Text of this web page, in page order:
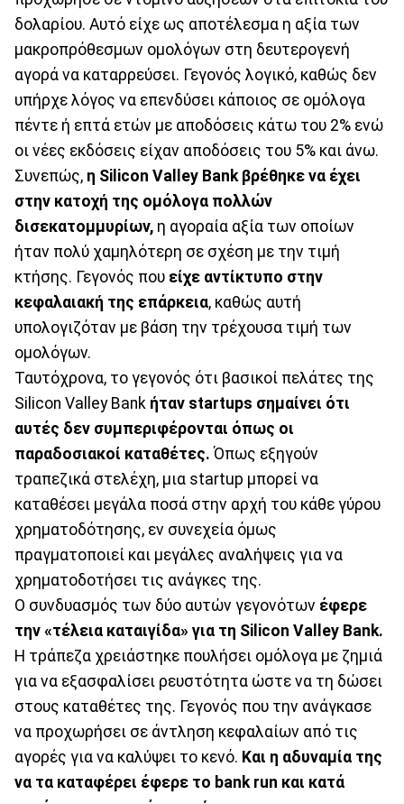
δολαρίου. Αυτό είχε ως αποτέλεσμα η αξία των
μακροπρόθεσμων ομολόγων στη δευτερογενή
αγορά να καταρρεύσει. Γεγονός λογικό, καθώς δεν
υπήρχε λόγος να επενδύσει κάποιος σε ομόλογα
πέντε ή επτά ετών με αποδόσεις κάτω του 2% ενώ
οι νέες εκδόσεις είχαν αποδόσεις του 5% και άνω.
Συνεπώς, η Silicon Valley Bank βρέθηκε να έχει
στην κατοχή της ομόλογα πολλών
δισεκατομμυρίων, η αγοραία αξία των οποίων
ήταν πολύ χαμηλότερη σε σχέση με την τιμή
κτήσης. Γεγονός που είχε αντίκτυπο στην
κεφαλαιακή της επάρκεια, καθώς αυτή
υπολογιζόταν με βάση την τρέχουσα τιμή των
ομολόγων.
Ταυτόχρονα, το γεγονός ότι βασικοί πελάτες της
Silicon Valley Bank ήταν startups σημαίνει ότι
αυτές δεν συμπεριφέρονται όπως οι
παραδοσιακοί καταθέτες. Όπως εξηγούν
τραπεζικά στελέχη, μια startup μπορεί να
καταθέσει μεγάλα ποσά στην αρχή του κάθε γύρου
χρηματοδότησης, εν συνεχεία όμως
πραγματοποιεί και μεγάλες αναλήψεις για να
χρηματοδοτήσει τις ανάγκες της.
Ο συνδυασμός των δύο αυτών γεγονότων έφερε
την «τέλεια καταιγίδα» για τη Silicon Valley Bank.
Η τράπεζα χρειάστηκε πουλήσει ομόλογα με ζημιά
για να εξασφαλίσει ρευστότητα ώστε να τη δώσει
στους καταθέτες της. Γεγονός που την ανάγκασε
να προχωρήσει σε άντληση κεφαλαίων από τις
αγορές για να καλύψει το κενό. Και η αδυναμία της
να τα καταφέρει έφερε το bank run και κατά